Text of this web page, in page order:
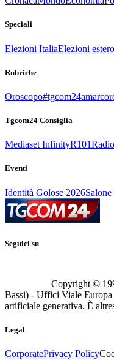
Speciali
Elezioni ItaliaElezioni estero
Rubriche
Oroscopo
Tgcom24 Consiglia
Mediaset InfinityR101
Eventi
Identità Golose 2026
Seguici su
Copyright ©
Bassi) - Uffici Viale
artificiale generativa. È
Legal
CorporatePrivacy Policy